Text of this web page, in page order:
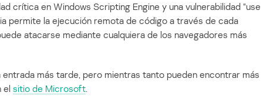
crítica en Windows Scripting Engine y una vulnerabilidad “use
permite la ejecución remota de código a través de cada
atacarse mediante cualquiera de los navegadores más
más tarde, pero mientras tanto pueden encontrar más
el sitio de Microsoft.